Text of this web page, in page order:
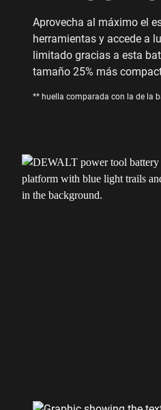
Aprovecha al máximo el
herramientas y accede a
limitado gracias a esta
tamaño 25% más
** huella comparada con la de la